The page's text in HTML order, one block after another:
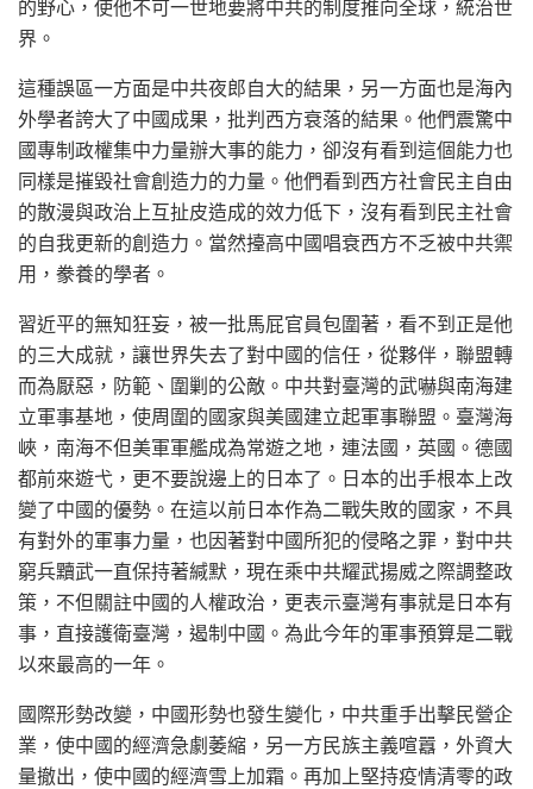
的野心，使他不可一世地要將中共的制度推向全球，統治世
界。
這種誤區一方面是中共夜郎自大的結果，另一方面也是海內
外學者誇大了中國成果，批判西方衰落的結果。他們震驚中
國專制政權集中力量辦大事的能力，卻沒有看到這個能力也
同樣是摧毀社會創造力的力量。他們看到西方社會民主自由
的散漫與政治上互扯皮造成的效力低下，沒有看到民主社會
的自我更新的創造力。當然擡高中國唱衰西方不乏被中共禦
用，豢養的學者。
習近平的無知狂妄，被一批馬屁官員包圍著，看不到正是他
的三大成就，讓世界失去了對中國的信任，從夥伴，聯盟轉
而為厭惡，防範、圍剿的公敵。中共對臺灣的武嚇與南海建
立軍事基地，使周圍的國家與美國建立起軍事聯盟。臺灣海
峽，南海不但美軍軍艦成為常遊之地，連法國，英國。德國
都前來遊弋，更不要說邊上的日本了。日本的出手根本上改
變了中國的優勢。在這以前日本作為二戰失敗的國家，不具
有對外的軍事力量，也因著對中國所犯的侵略之罪，對中共
窮兵黷武一直保持著緘默，現在乘中共耀武揚威之際調整政
策，不但關註中國的人權政治，更表示臺灣有事就是日本有
事，直接護衛臺灣，遏制中國。為此今年的軍事預算是二戰
以來最高的一年。
國際形勢改變，中國形勢也發生變化，中共重手出擊民營企
業，使中國的經濟急劇萎縮，另一方民族主義喧囂，外資大
量撤出，使中國的經濟雪上加霜。再加上堅持疫情清零的政